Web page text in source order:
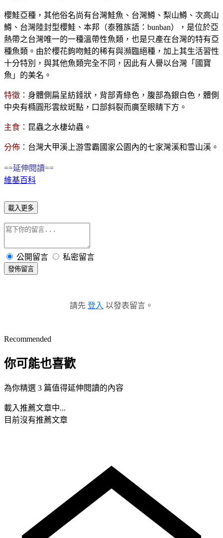
櫻鮭亞種，其他俗名尚有台灣鮭魚、台灣鱒、梨山鱒、次高山
鱒、台灣陸封型櫻鮭、本邦（泰雅族語：bunban），是位於亞
熱帶之台灣唯一的一種溫帶性魚類，也是只產在台灣的特有亞
種魚類。由於櫻花鉤吻鮭的稀有與瀕臨絕種，加上其生活習性
十分特別，與其他魚類完全不同，因此有人譽以台灣「國寶
魚」的美名。
特徵： 身體側扁呈紡錘狀，背部青綠色，腹部為銀白色，體側
中央有橢圓形雲紋斑點，口部斜裂而廣至眼睛下方。
主食： 昆蟲之水棲幼蟲。
分佈： 台灣大甲溪上游雪霸國家公園內的七家灣溪和雪山溪。
==延伸閱讀==
維基百科
載入更多
公開留言 私密留言
發佈留言
請先 登入 以發表留言。
Recommended
你可能也喜歡
為你精選 3 篇值得延伸閱讀的內容
載入推薦文章中...
目前沒有推薦文章